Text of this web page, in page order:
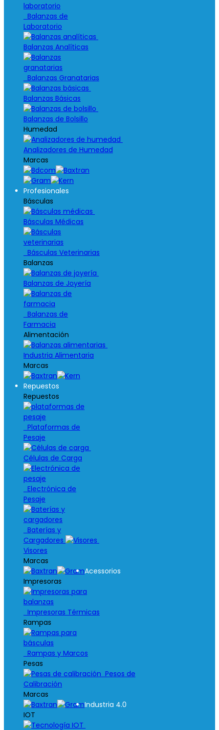
Balanzas de
Laboratorio
Balanzas Analíticas
Balanzas Granatarias
Balanzas Básicas
Balanzas de Bolsillo
Humedad
Analizadores de Humedad
Marcas
Profesionales
Básculas
Básculas Médicas
Básculas Veterinarias
Balanzas
Balanzas de Joyería
Balanzas de
Farmacia
Alimentación
Industria Alimentaria
Marcas
Repuestos
Repuestos
Plataformas de
Pesaje
Células de Carga
Electrónica de
Pesaje
Baterías y
Cargadores
Visores
Marcas
Acessorios
Impresoras
Impresoras Térmicas
Rampas
Rampas y Marcos
Pesas
Pesos de
Calibración
Marcas
Industria 4.0
IOT